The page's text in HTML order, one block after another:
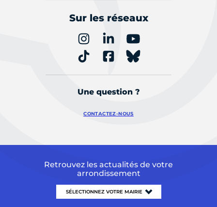
Sur les réseaux
Une question ?
CONTACTEZ-NOUS
Retrouvez les actualités de votre
arrondissement